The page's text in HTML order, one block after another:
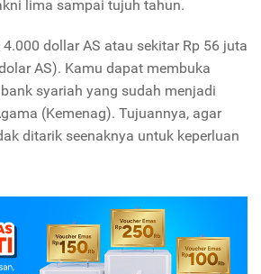
lima sampai tujuh tahun.
dollar AS atau sekitar Rp 56 juta
AS). Kamu dapat membuka
syariah yang sudah menjadi
(Kemenag). Tujuannya, agar
ditarik seenaknya untuk keperluan